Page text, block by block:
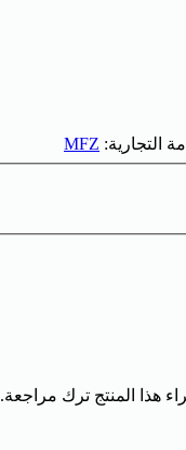
التجارية: MFZ
هذا المنتج ترك مراجعة.